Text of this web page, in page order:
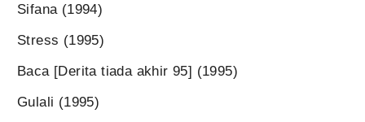
Sifana (1994)
Stress (1995)
Baca [Derita tiada akhir 95] (1995)
Gulali (1995)